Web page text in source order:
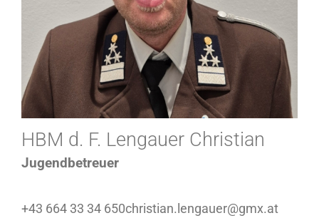
HBM d. F. Lengauer Christian
Jugendbetreuer
+43 664 33 34 650christian.lengauer@gmx.at